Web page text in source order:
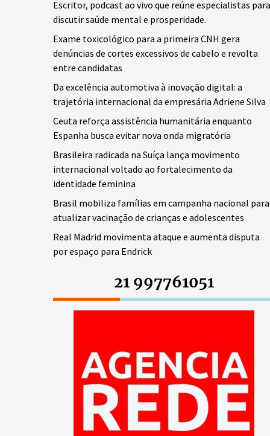
Escritor, podcast ao vivo que reúne especialistas para
discutir saúde mental e prosperidade.
Exame toxicológico para a primeira CNH gera
denúncias de cortes excessivos de cabelo e revolta
entre candidatas
Da excelência automotiva à inovação digital: a
trajetória internacional da empresária Adriene Silva
Ceuta reforça assistência humanitária enquanto
Espanha busca evitar nova onda migratória
Brasileira radicada na Suíça lança movimento
internacional voltado ao fortalecimento da
identidade feminina
Brasil mobiliza famílias em campanha nacional para
atualizar vacinação de crianças e adolescentes
Real Madrid movimenta ataque e aumenta disputa
por espaço para Endrick
21 997761051